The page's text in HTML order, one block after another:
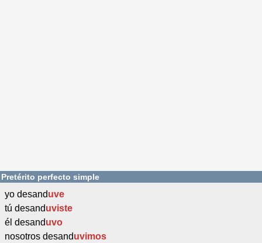
Pretérito perfecto simple
yo desanduve
tú desanduviste
él desanduvo
nosotros desanduvimos